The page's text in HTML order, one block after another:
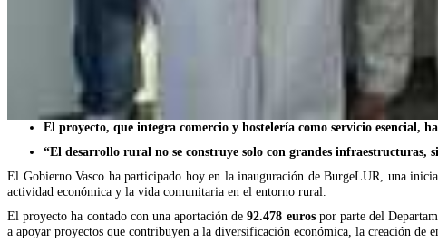
El proyecto, que integra comercio y hostelería como servicio esencial,
“El desarrollo rural no se construye solo con grandes infraestructuras,
El Gobierno Vasco ha participado hoy en la inauguración de BurgeLUR, una
actividad económica y la vida comunitaria en el entorno rural.
El proyecto ha contado con una aportación de92.478 eurospor parte del
a apoyar proyectos que contribuyen a la diversificación económica, la creación de